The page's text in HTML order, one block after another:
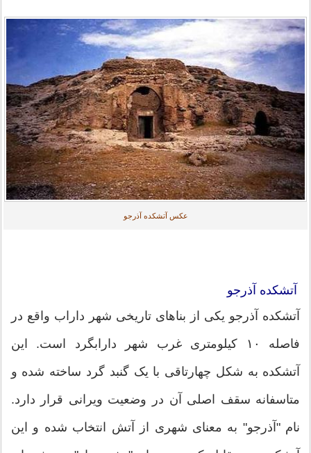
عکس آتشکده آذرجو
آتشکده آذرجو
آتشکده آذرجو یکی از بناهای تاریخی شهر داراب واقع در
فاصله ۱۰ کیلومتری غرب شهر دارابگرد است. این
آتشکده به شکل چهارتاقی با یک گنبد گرد ساخته شده و
متاسفانه سقف اصلی آن در وضعیت ویرانی قرار دارد.
نام "آذرجو" به معنای شهری از آتش انتخاب شده و این